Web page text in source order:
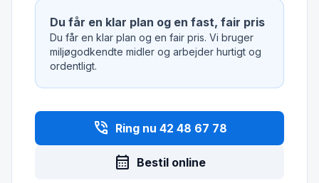
Du får en klar plan og en fast, fair pris
Du får en klar plan og en fair pris. Vi bruger
miljøgodkendte midler og arbejder hurtigt og
ordentligt.
phone_in_talk Ring nu 42 48 67 78
calendar_month Bestil online